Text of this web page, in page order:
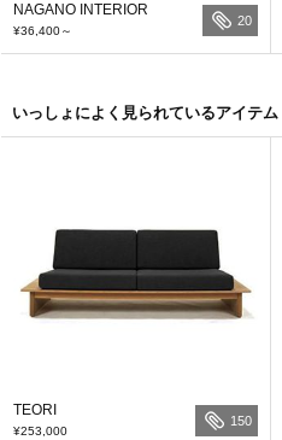
NAGANO INTERIOR
¥36,400～
20
いっしょによく見られているアイテム
TEORI
¥253,000
150